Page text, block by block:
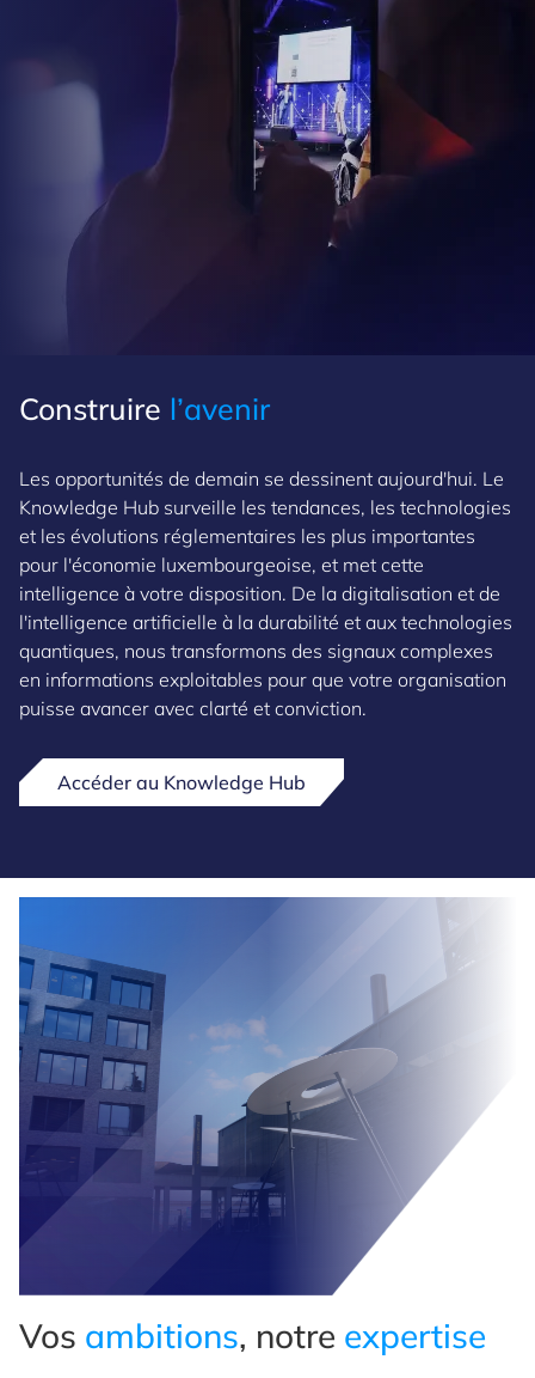
Construire l’avenir
Les opportunités de demain se dessinent aujourd'hui. Le
Knowledge Hub surveille les tendances, les technologies
et les évolutions réglementaires les plus importantes
pour l'économie luxembourgeoise, et met cette
intelligence à votre disposition. De la digitalisation et de
l'intelligence artificielle à la durabilité et aux technologies
quantiques, nous transformons des signaux complexes
en informations exploitables pour que votre organisation
puisse avancer avec clarté et conviction.
Accéder au Knowledge Hub
Vos ambitions, notre expertise